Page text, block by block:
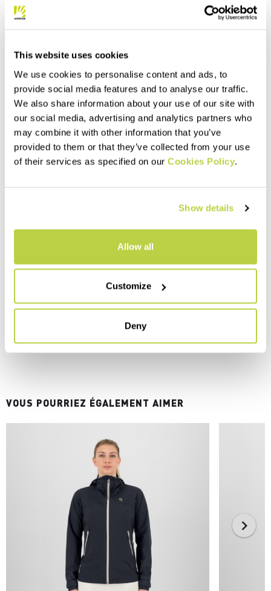
This website uses cookies
We use cookies to personalise content and ads, to
provide social media features and to analyse our traffic.
We also share information about your use of our site with
our social media, advertising and analytics partners who
may combine it with other information that you’ve
provided to them or that they’ve collected from your use
of their services as specified on our Cookies Policy.
Show details
Allow all
Customize
Deny
VOUS POURRIEZ ÉGALEMENT AIMER